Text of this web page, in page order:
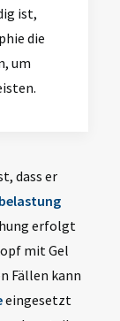
ist,
die
um
dass er
erfolgt
mit Gel
Fällen kann
eingesetzt